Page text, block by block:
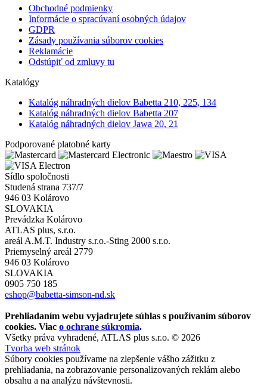
Obchodné podmienky
Informácie o spracúvaní osobných údajov
GDPR
Zásady používania súborov cookies
Reklamácie
Odstúpiť od zmluvy tu
Katalógy
Katalóg náhradných dielov Babetta 210, 225, 134
Katalóg náhradných dielov Babetta 207
Katalóg náhradných dielov Jawa 20, 21
Podporované platobné karty
Sídlo spoločnosti
Studená strana 737/7
946 03 Kolárovo
SLOVAKIA
Prevádzka Kolárovo
ATLAS plus, s.r.o.
areál A.M.T. Industry s.r.o.-Sting 2000 s.r.o.
Priemyselný areál 2779
946 03 Kolárovo
SLOVAKIA
0905 750 185
eshop@babetta-simson-nd.sk
Prehliadaním webu vyjadrujete súhlas s používaním súborov
cookies. Viac o ochrane súkromia.
Všetky práva vyhradené, ATLAS plus s.r.o. © 2026
Tvorba web stránok
Súbory cookies používame na zlepšenie vášho zážitku z
prehliadania, na zobrazovanie personalizovaných reklám alebo
obsahu a na analýzu návštevnosti.